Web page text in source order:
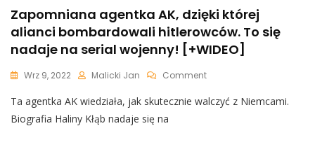
Zapomniana agentka AK, dzięki której
alianci bombardowali hitlerowców. To się
nadaje na serial wojenny! [+WIDEO]
Wrz 9, 2022 Malicki Jan CommentOn
Agentka
Ta agentka AK wiedziała, jak skutecznie walczyć z Niemcami.
Biografia Haliny Kłąb nadaje się na